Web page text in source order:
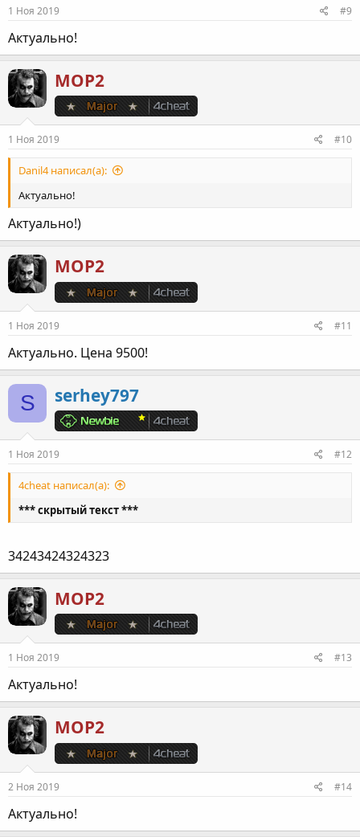
1 Ноя 2019 #9
Актуально!
МОР2
1 Ноя 2019 #10
Danil4 написал(а):
Актуально!
Актуально!)
МОР2
1 Ноя 2019 #11
Актуально. Цена 9500!
S serhey797
1 Ноя 2019 #12
4сheat написал(а):
*** скрытый текст ***
34243424324323
МОР2
1 Ноя 2019 #13
Актуально!
МОР2
2 Ноя 2019 #14
Актуально!